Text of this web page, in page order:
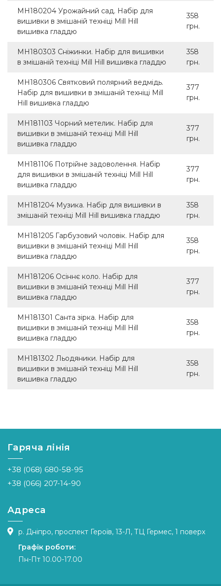
MH180204 Урожайний сад. Набір для
вишивки в змішаній техніці Mill Hill
вишивка гладдю
358
грн.
MH180303 Сніжинки. Набір для вишивки
в змішаній техніці Mill Hill вишивка гладдю
358
грн.
MH180306 Святковий полярний ведмідь.
Набір для вишивки в змішаній техніці Mill
Hill вишивка гладдю
377
грн.
MH181103 Чорний метелик. Набір для
вишивки в змішаній техніці Mill Hill
вишивка гладдю
377
грн.
MH181106 Потрійне задоволення. Набір
для вишивки в змішаній техніці Mill Hill
вишивка гладдю
377
грн.
MH181204 Музика. Набір для вишивки в
змішаній техніці Mill Hill вишивка гладдю
358
грн.
MH181205 Гарбузовий чоловік. Набір для
вишивки в змішаній техніці Mill Hill
вишивка гладдю
358
грн.
MH181206 Осіннє коло. Набір для
вишивки в змішаній техніці Mill Hill
вишивка гладдю
377
грн.
MH181301 Санта зірка. Набір для
вишивки в змішаній техніці Mill Hill
вишивка гладдю
358
грн.
MH181302 Льодяники. Набір для
вишивки в змішаній техніці Mill Hill
вишивка гладдю
358
грн.
Гаряча лінія
+38 (068) 680-58-95
+38 (066) 207-14-90
Адреса
р. Дніпро, проспект Героїв, 13-Л, ТЦ Гермес, 1 поверх
Графік роботи:
Пн-Пт 10.00-17.00